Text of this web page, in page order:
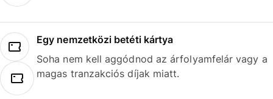
Egy nemzetközi betéti kártya
Soha nem kell aggódnod az árfolyamfelár vagy a
magas tranzakciós díjak miatt.